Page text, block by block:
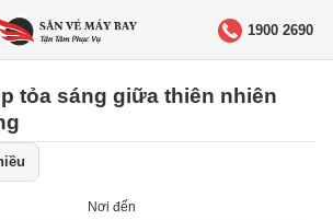
1900 2690
tỏa sáng giữa thiên nhiên
Nơi đến